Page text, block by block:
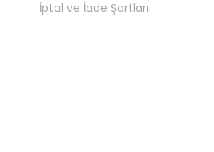
İptal ve İade Şartları